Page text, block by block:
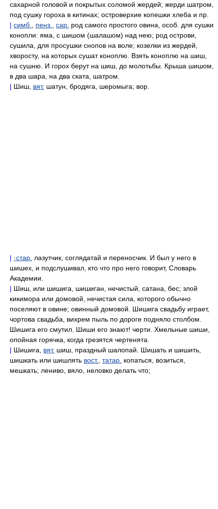
сахарной головой и покрытых соломой жердей; жерди шатром,
под сушку гороха в китинах; островерхие копешки хлеба и пр.
| симб. пенз. сар. род самого простого овина, особ. для сушки
конопли: яма, с шишом (шалашом) над нею; род острови,
сушила, для просушки снопов на воле; козелки из жердей,
хворосту, на которых сушат коноплю. Взять коноплю на шиш,
на сушню. И горох берут на шиш, до молотьбы. Крыша шишом,
в два шара, на два ската, шатром.
| Шиш, вят. шатун, бродяга, шеромыга; вор.
| ·стар. лазутчик, соглядатай и переносчик. И был у него в
шишех, и подслушивал, кто что про него говорит, Словарь
Академии.
| Шиш, или шишига, шишиган, нечистый, сатана, бес; злой
кикимора или домовой, нечистая сила, которого обычно
поселяют в овине; овинный домовой. Шишига свадьбу играет,
чортова свадьба, вихрем пыль по дороге подняло столбом.
Шишига его смутил. Шиши его знают! черти. Хмельные шиши,
опойная горячка, когда грезятся чертенята.
| Шишига, вят. шиш, праздный шалопай. Шишать и шишить,
шишкать или шишлять вост. татар. копаться, возиться,
мешкать; лениво, вяло, неловко делать что;